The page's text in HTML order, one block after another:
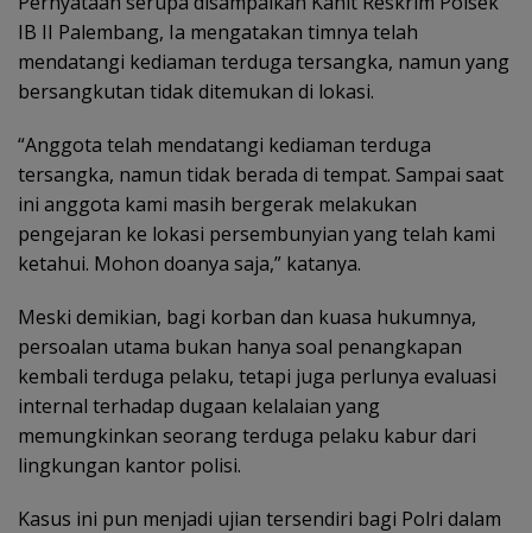
IB II Palembang, Ia mengatakan timnya telah
mendatangi kediaman terduga tersangka, namun yang
bersangkutan tidak ditemukan di lokasi.
“Anggota telah mendatangi kediaman terduga
tersangka, namun tidak berada di tempat. Sampai saat
ini anggota kami masih bergerak melakukan
pengejaran ke lokasi persembunyian yang telah kami
ketahui. Mohon doanya saja,” katanya.
Meski demikian, bagi korban dan kuasa hukumnya,
persoalan utama bukan hanya soal penangkapan
kembali terduga pelaku, tetapi juga perlunya evaluasi
internal terhadap dugaan kelalaian yang
memungkinkan seorang terduga pelaku kabur dari
lingkungan kantor polisi.
Kasus ini pun menjadi ujian tersendiri bagi Polri dalam